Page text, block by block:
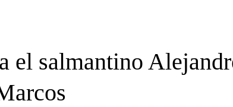
el salmantino